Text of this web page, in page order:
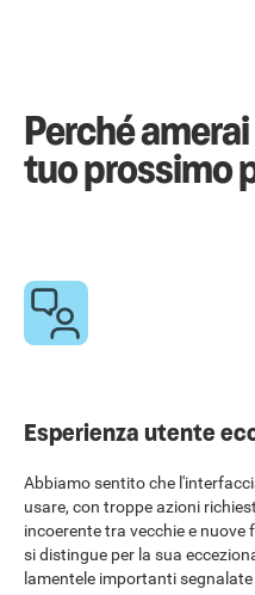
Perché
tuo prossimo
Esperienza utente
Abbiamo sentito che
usare, con troppe azioni
incoerente tra vecchie e
si distingue per la sua
lamentele importanti